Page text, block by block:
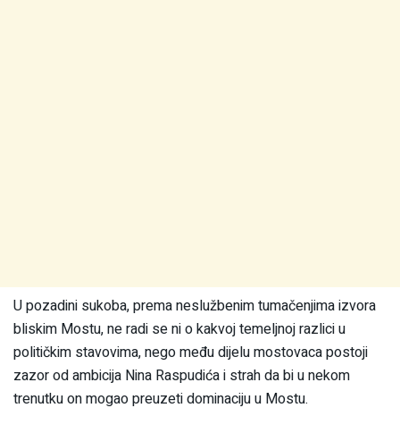
U pozadini sukoba, prema neslužbenim tumačenjima izvora
bliskim Mostu, ne radi se ni o kakvoj temeljnoj razlici u
političkim stavovima, nego među dijelu mostovaca postoji
zazor od ambicija Nina Raspudića i strah da bi u nekom
trenutku on mogao preuzeti dominaciju u Mostu.